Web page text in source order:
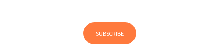
SUBSCRIBE